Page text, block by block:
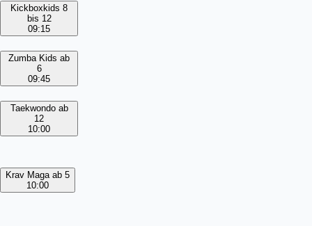
Kickboxkids 8
bis 12
09:15
Zumba Kids ab
6
09:45
Taekwondo ab
12
10:00
Krav Maga ab 5
10:00